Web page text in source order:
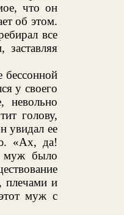
что он
об этом.
все
бессонной
у своего
невольно
голову,
увидал ее
«Ах, да!
муж было
плечами и
муж с